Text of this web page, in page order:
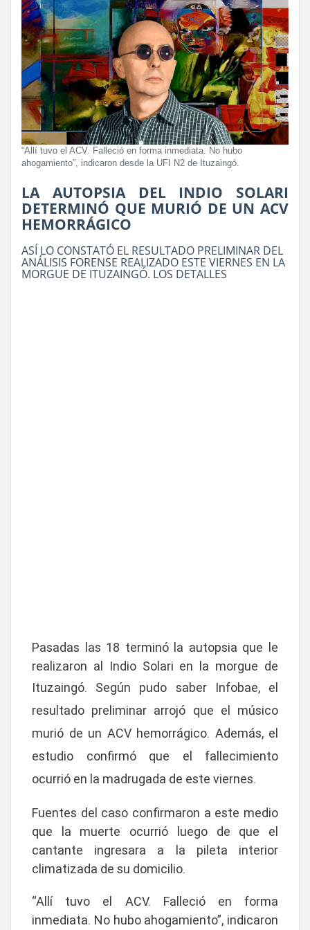
“Allí tuvo el ACV. Falleció en forma inmediata. No hubo
ahogamiento”, indicaron desde la UFI N2 de Ituzaingó.
LA AUTOPSIA DEL INDIO SOLARI
DETERMINÓ QUE MURIÓ DE UN ACV
HEMORRÁGICO
ASÍ LO CONSTATÓ EL RESULTADO PRELIMINAR DEL
ANÁLISIS FORENSE REALIZADO ESTE VIERNES EN LA
MORGUE DE ITUZAINGÓ. LOS DETALLES
Pasadas las 18 terminó la autopsia que le
realizaron al Indio Solari en la morgue de
Ituzaingó. Según pudo saber Infobae, el
resultado preliminar arrojó que el músico
murió de un ACV hemorrágico. Además, el
estudio confirmó que el fallecimiento
ocurrió en la madrugada de este viernes.
Fuentes del caso confirmaron a este medio
que la muerte ocurrió luego de que el
cantante ingresara a la pileta interior
climatizada de su domicilio.
“Allí tuvo el ACV. Falleció en forma
inmediata. No hubo ahogamiento”, indicaron